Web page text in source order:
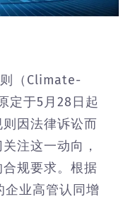
（Climate-
定于5月28日起
因法律诉讼而
注这一动向，
规要求。根据
企业高管认同增